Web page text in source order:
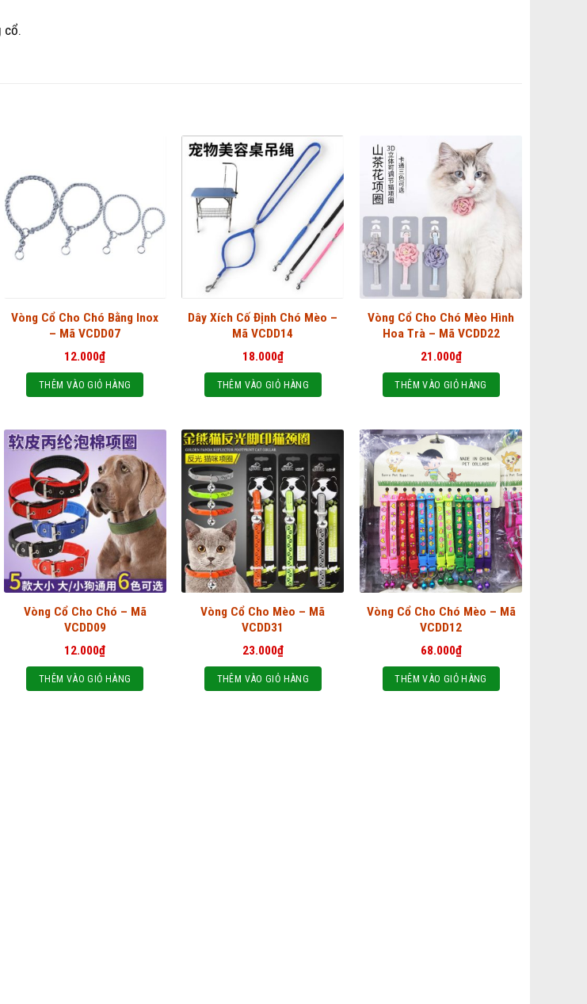
cổ.
Vòng Cổ Cho Chó Bằng Inox
– Mã VCDD07
12.000₫
THÊM VÀO GIỎ HÀNG
Dây Xích Cố Định Chó Mèo –
Mã VCDD14
18.000₫
THÊM VÀO GIỎ HÀNG
Vòng Cổ Cho Chó Mèo Hình
Hoa Trà – Mã VCDD22
21.000₫
THÊM VÀO GIỎ HÀNG
Vòng Cổ Cho Chó – Mã
VCDD09
12.000₫
THÊM VÀO GIỎ HÀNG
Vòng Cổ Cho Mèo – Mã
VCDD31
23.000₫
THÊM VÀO GIỎ HÀNG
Vòng Cổ Cho Chó Mèo – Mã
VCDD12
68.000₫
THÊM VÀO GIỎ HÀNG